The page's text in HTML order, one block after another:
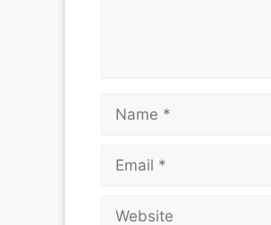
Name
Email
Website